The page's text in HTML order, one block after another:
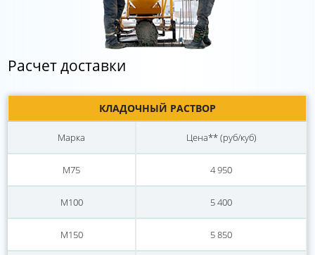
Расчет доставки
КЛАДОЧНЫЙ РАСТВОР
Марка Цена** (руб/куб)
М75 4 950
М100 5 400
М150 5 850